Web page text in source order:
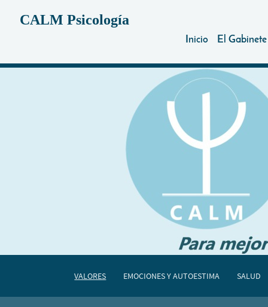
CALM Psicología
Inicio El Gabinete
VALORES EMOCIONES Y AUTOESTIMA SALUD